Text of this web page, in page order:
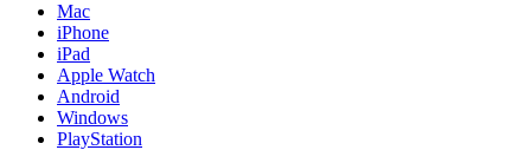
Mac
iPhone
iPad
Apple Watch
Android
Windows
PlayStation